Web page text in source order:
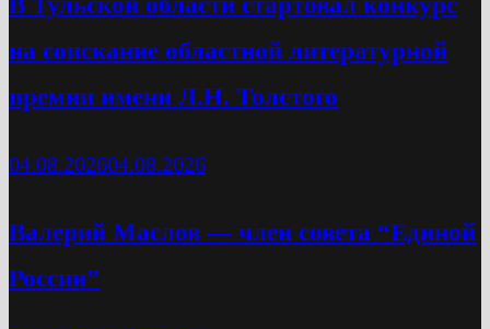
на соискание областной литературной
премии имени Л.Н. Толстого
04.08.202604.08.2026
Валерий Маслов — член совета “Единой
России”